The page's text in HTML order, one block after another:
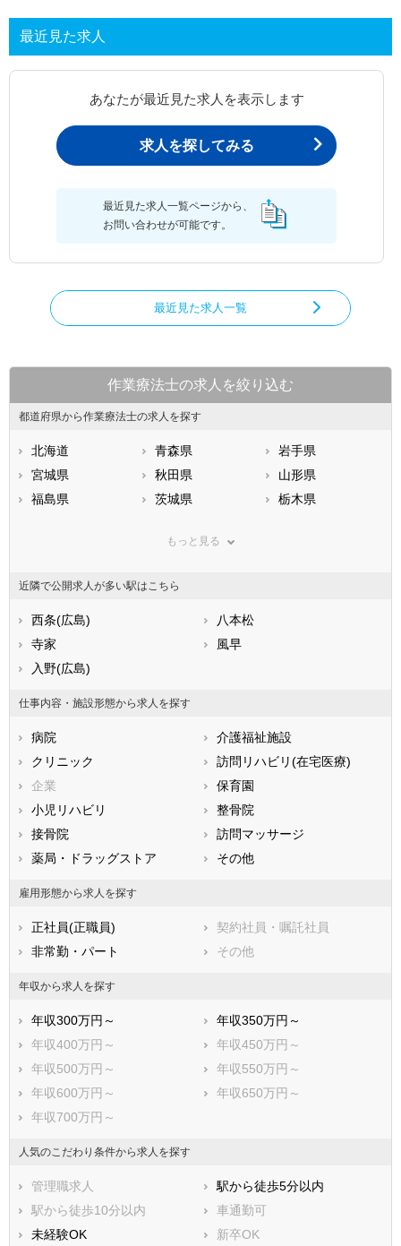
最近見た求人
あなたが最近見た求人を表示します
求人を探してみる
最近見た求人一覧ページから、
お問い合わせが可能です。
最近見た求人一覧
作業療法士の求人を絞り込む
都道府県から作業療法士の求人を探す
北海道 青森県
岩手県
宮城県
秋田県
山形県
福島県
茨城県
栃木県
神奈川県
石川県
福井県
静岡県
滋賀県
兵庫県
香川県
高知県
福岡県
長崎県
熊本県
鹿児島県
もっと見る
近隣で公開求人が多い駅はこちら
西条(広島)
八本松
寺家
風早
入野(広島)
仕事内容・施設形態から求人を探す
病院
介護福祉施設
クリニック
訪問リハビリ(在宅医療)
企業
保育園
小児リハビリ
整骨院
接骨院
訪問マッサージ
薬局・ドラッグストア
その他
雇用形態から求人を探す
正社員(正職員)
契約社員・嘱託社員
非常勤・パート
その他
年収から求人を探す
年収300万円～
年収350万円～
年収400万円～
年収450万円～
年収500万円～
年収550万円～
年収600万円～
年収650万円～
年収700万円～
人気のこだわり条件から求人を探す
管理職求人
駅から徒歩5分以内
駅から徒歩10分以内
車通勤可
未経験OK
新卒OK